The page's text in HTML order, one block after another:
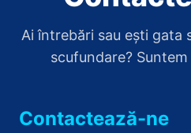
Ai întrebări sau ești gata
scufundare?
Contactează-ne